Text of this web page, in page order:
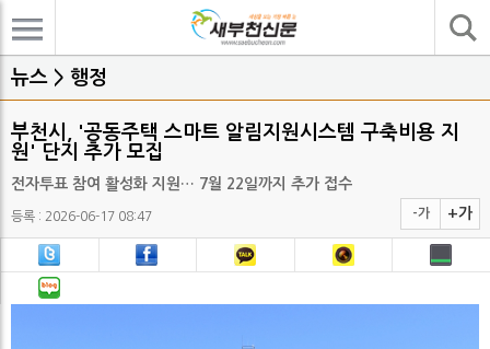
뉴스 > 행정
부천시, '공동주택 스마트 알림지원시스템 구축비용 지
원' 단지 추가 모집
전자투표 참여 활성화 지원… 7월 22일까지 추가 접수
등록 : 2026-06-17 08:47 -가 +가